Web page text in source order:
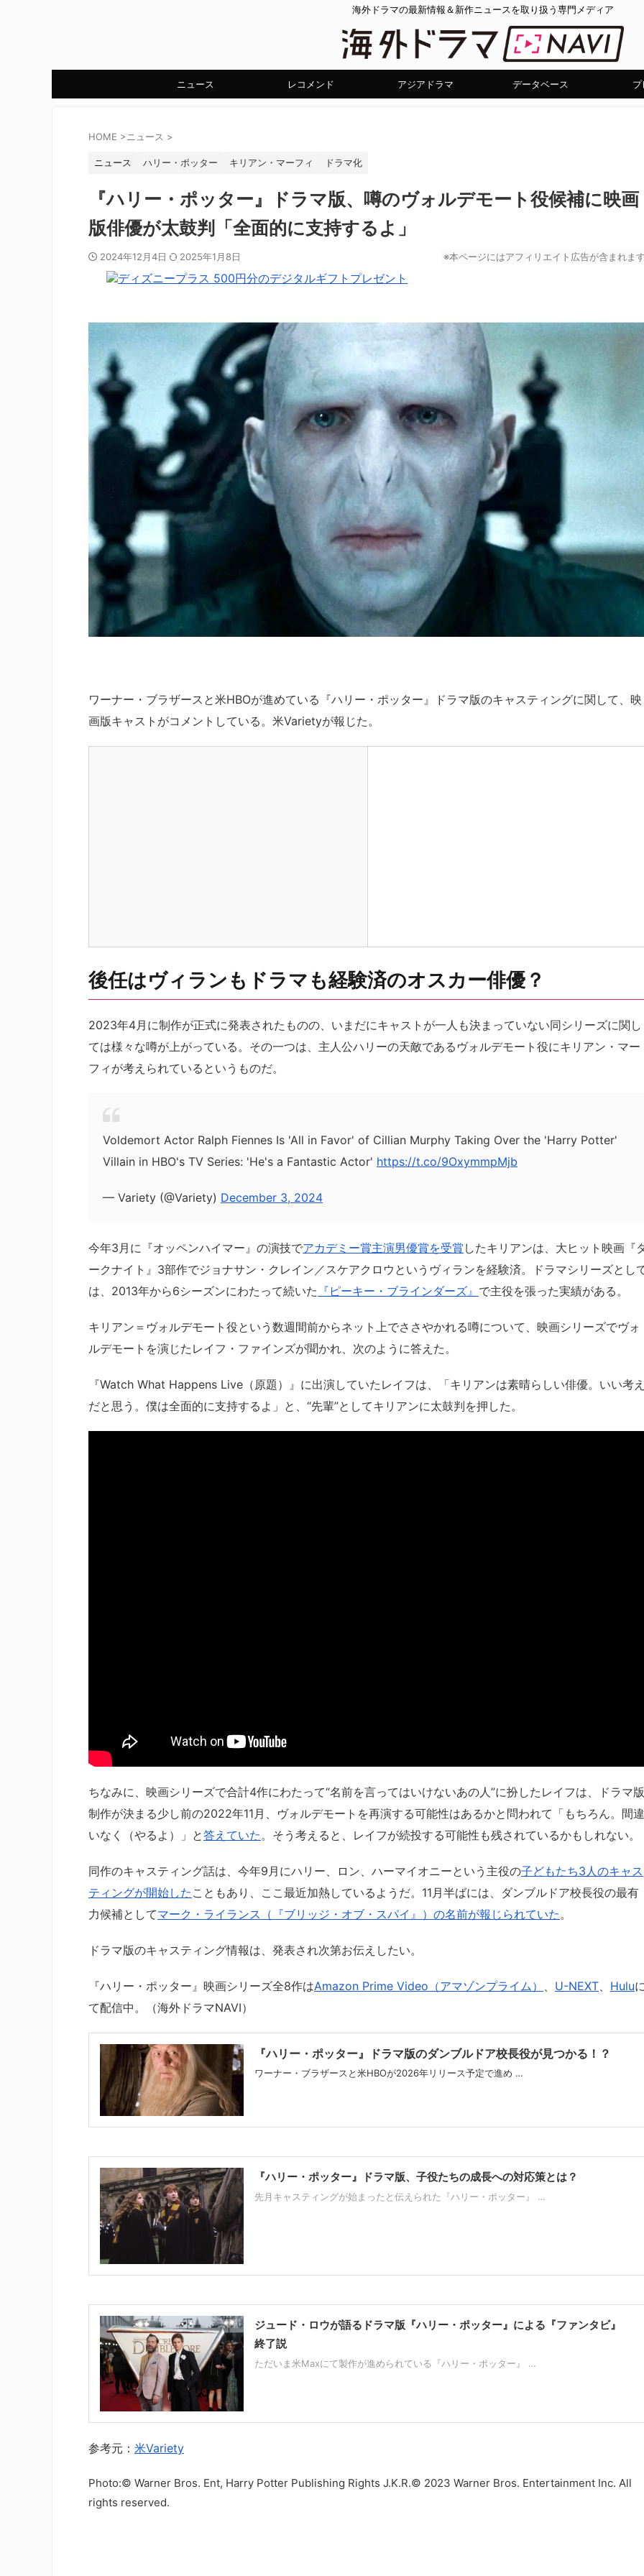
海外ドラマの最新情報＆新作ニュースを取り扱う専門メディア
ニュース レコメンド アジアドラマ データベース
HOME >ニュース >
ニュース ハリー・ポッター キリアン・マーフィ ドラマ化
『ハリー・ポッター』ドラマ版、噂のヴォルデモート役候補に映画
版俳優が太鼓判「全面的に支持するよ」
2024年12月4日 2025年1月8日 ※本ページにはアフィリエイト広告が含まれま
ワーナー・ブラザースと米HBOが進めている『ハリー・ポッター』ドラマ版のキャスティングに関して、映
画版キャストがコメントしている。米Varietyが報じた。
後任はヴィランもドラマも経験済のオスカー俳優？
2023年4月に制作が正式に発表されたものの、いまだにキャストが一人も決まっていない同シリーズに関し
ては様々な噂が上がっている。その一つは、主人公ハリーの天敵であるヴォルデモート役にキリアン・マー
フィが考えられているというものだ。
Voldemort Actor Ralph Fiennes Is 'All in Favor' of Cillian Murphy Taking Over the 'Harry Potter'
Villain in HBO's TV Series: 'He's a Fantastic Actor' https://t.co/9OxymmpMjb
— Variety (@Variety) December 3, 2024
今年3月に『オッペンハイマー』の演技でアカデミー賞主演男優賞を受賞 したキリアンは、大ヒット映画『
ークナイト』3部作でジョナサン・クレイン／スケアクロウというヴィランを経験済。ドラマシリーズとし
は、2013年から6シーズンにわたって続いた 『ピーキー・ブラインダーズ』 で主役を張った実績がある。
キリアン＝ヴォルデモート役という数週間前からネット上でささやかれる噂について、映画シリーズでヴォ
ルデモートを演じたレイフ・ファインズが聞かれ、次のように答えた。
『Watch What Happens Live（原題）』に出演していたレイフは、「キリアンは素晴らしい俳優。いい考
だと思う。僕は全面的に支持するよ」と、“先輩”としてキリアンに太鼓判を押した。
ちなみに、映画シリーズで合計4作にわたって“名前を言ってはいけないあの人”に扮したレイフは、ドラマ版
制作が決まる少し前の2022年11月、ヴォルデモートを再演する可能性はあるかと問われて「もちろん。間違
いなく（やるよ）」と答えていた。そう考えると、レイフが続投する可能性も残されているかもしれない。
同作のキャスティング話は、今年9月にハリー、ロン、ハーマイオニーという主役の子どもたち3人のキャス
ティングが開始した こともあり、ここ最近加熱しているようだ。11月半ばには、ダンブルドア校長役の最有
力候補としてマーク・ライランス（『ブリッジ・オブ・スパイ』）の名前が報じられていた。
ドラマ版のキャスティング情報は、発表され次第お伝えしたい。
『ハリー・ポッター』映画シリーズ全8作はAmazon Prime Video（アマゾンプライム） 、 U-NEXT、 Hulu
て配信中。（海外ドラマNAVI）
『ハリー・ポッター』ドラマ版のダンブルドア校長役が見つかる！？
ワーナー・ブラザースと米HBOが2026年リリース予定で進め …
『ハリー・ポッター』ドラマ版、子役たちの成長への対応策とは？
先月キャスティングが始まったと伝えられた『ハリー・ポッター』 …
ジュード・ロウが語るドラマ版『ハリー・ポッター』による『ファンタビ』
終了説
ただいま米Maxにて製作が進められている『ハリー・ポッター』 …
参考元： 米Variety
Photo:© Warner Bros. Ent, Harry Potter Publishing Rights J.K.R.© 2023 Warner Bros. Entertainment Inc. All
rights reserved.